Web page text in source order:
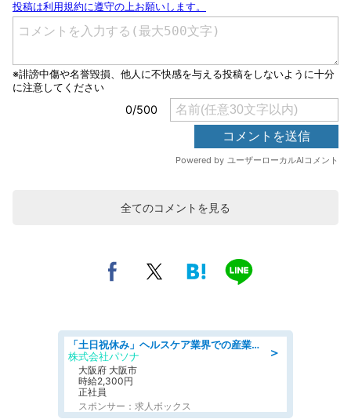
全てのコメントを見る
＞
「土日祝休み」ヘルスケア業界での産業保健師業務/看護師/高時給/要資格:正看護師
株式会社パソナ
大阪府 大阪市
時給2,300円
正社員
スポンサー：求人ボックス